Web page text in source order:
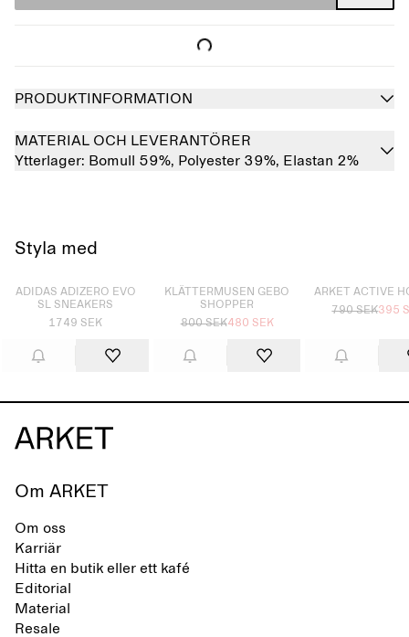
PRODUKTINFORMATION
MATERIAL OCH LEVERANTÖRER
Ytterlager: Bomull 59%, Polyester 39%, Elastan 2%
Styla med
Slutsåld
ADIDAS ADIZERO EVO
SL SNEAKERS
1749 SEK
KLÄTTERMUSEN GEBO
SHOPPER
800 SEK480 SEK
ARKET ACTIVE
790 SEK395
Om ARKET
Om oss
Karriär
Hitta en butik eller ett kafé
Editorial
Material
Resale